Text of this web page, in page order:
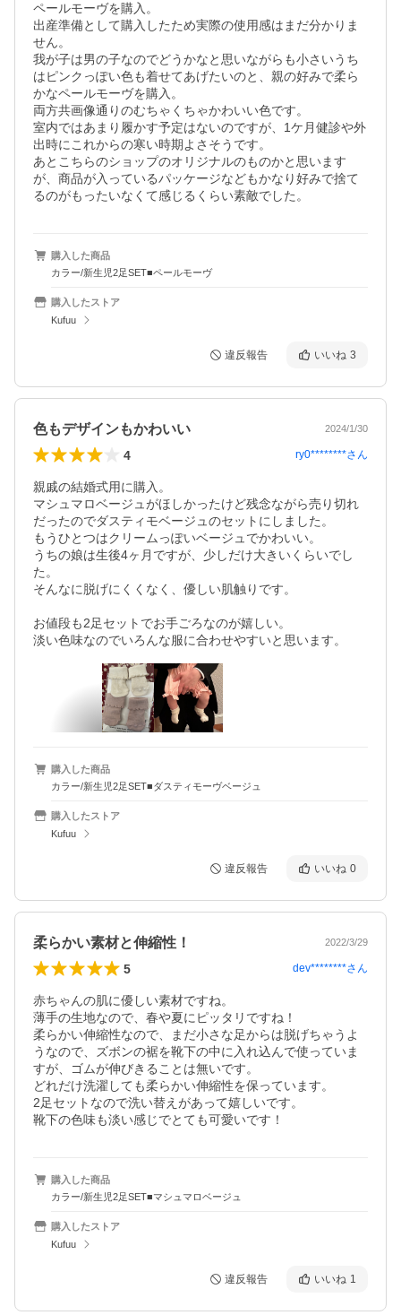
ペールモーヴを購入。
出産準備として購入したため実際の使用感はまだ分かりま
せん。
我が子は男の子なのでどうかなと思いながらも小さいうち
はピンクっぽい色も着せてあげたいのと、親の好みで柔ら
かなペールモーヴを購入。
両方共画像通りのむちゃくちゃかわいい色です。
室内ではあまり履かす予定はないのですが、1ケ月健診や外
出時にこれからの寒い時期よさそうです。
あとこちらのショップのオリジナルのものかと思います
が、商品が入っているパッケージなどもかなり好みで捨て
るのがもったいなくて感じるくらい素敵でした。
購入した商品
カラー/新生児2足SET■ペールモーヴ
購入したストア
Kufuu
違反報告 いいね 3
色もデザインもかわいい 2024/1/30
4 ry0********さん
親戚の結婚式用に購入。
マシュマロベージュがほしかったけど残念ながら売り切れ
だったのでダスティモベージュのセットにしました。
もうひとつはクリームっぽいベージュでかわいい。
うちの娘は生後4ヶ月ですが、少しだけ大きいくらいでし
た。
そんなに脱げにくくなく、優しい肌触りです。
お値段も2足セットでお手ごろなのが嬉しい。
淡い色味なのでいろんな服に合わせやすいと思います。
購入した商品
カラー/新生児2足SET■ダスティモーヴベージュ
購入したストア
Kufuu
違反報告 いいね 0
柔らかい素材と伸縮性！ 2022/3/29
5 dev********さん
赤ちゃんの肌に優しい素材ですね。
薄手の生地なので、春や夏にピッタリですね！
柔らかい伸縮性なので、まだ小さな足からは脱げちゃうよ
うなので、ズボンの裾を靴下の中に入れ込んで使っていま
すが、ゴムが伸びきることは無いです。
どれだけ洗濯しても柔らかい伸縮性を保っています。
2足セットなので洗い替えがあって嬉しいです。
靴下の色味も淡い感じでとても可愛いです！
購入した商品
カラー/新生児2足SET■マシュマロベージュ
購入したストア
Kufuu
違反報告 いいね 1